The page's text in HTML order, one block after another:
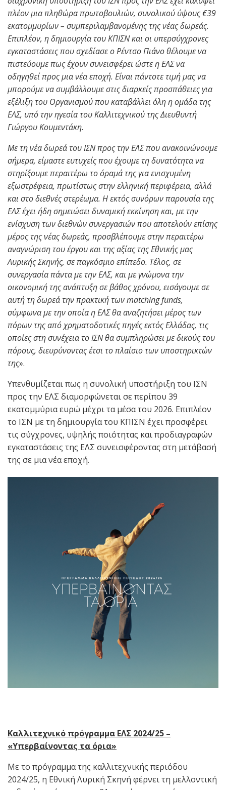
πλέον μια πληθώρα πρωτοβουλιών, συνολικού ύψους €39
εκατομμυρίων – συμπεριλαμβανομένης της νέας δωρεάς.
Επιπλέον, η δημιουργία του ΚΠΙΣΝ και οι υπερσύγχρονες
εγκαταστάσεις που σχεδίασε ο Ρέντσο Πιάνο θέλουμε να
πιστεύουμε πως έχουν συνεισφέρει ώστε η ΕΛΣ να
οδηγηθεί προς μια νέα εποχή. Είναι πάντοτε τιμή μας να
μπορούμε να συμβάλλουμε στις διαρκείς προσπάθειες για
εξέλιξη του Οργανισμού που καταβάλλει όλη η ομάδα της
ΕΛΣ, υπό την ηγεσία του Καλλιτεχνικού της Διευθυντή
Γιώργου Κουμεντάκη.
Με τη νέα δωρεά του ΙΣΝ προς την ΕΛΣ που ανακοινώνουμε
σήμερα, είμαστε ευτυχείς που έχουμε τη δυνατότητα να
στηρίξουμε περαιτέρω το όραμά της για ενισχυμένη
εξωστρέφεια, πρωτίστως στην ελληνική περιφέρεια, αλλά
και στο διεθνές στερέωμα. Η εκτός συνόρων παρουσία της
ΕΛΣ έχει ήδη σημειώσει δυναμική εκκίνηση και, με την
ενίσχυση των διεθνών συνεργασιών που αποτελούν επίσης
μέρος της νέας δωρεάς, προσβλέπουμε στην περαιτέρω
αναγνώριση του έργου και της αξίας της Εθνικής μας
Λυρικής Σκηνής, σε παγκόσμιο επίπεδο. Τέλος, σε
συνεργασία πάντα με την ΕΛΣ, και με γνώμονα την
οικονομική της ανάπτυξη σε βάθος χρόνου, εισάγουμε σε
αυτή τη δωρεά την πρακτική των matching funds,
σύμφωνα με την οποία η ΕΛΣ θα αναζητήσει μέρος των
πόρων της από χρηματοδοτικές πηγές εκτός Ελλάδας, τις
οποίες στη συνέχεια το ΙΣΝ θα συμπληρώσει με δικούς του
πόρους, διευρύνοντας έτσι το πλαίσιο των υποστηρικτών
της».
Υπενθυμίζεται πως η συνολική υποστήριξη του ΙΣΝ
προς την ΕΛΣ διαμορφώνεται σε περίπου 39
εκατομμύρια ευρώ μέχρι τα μέσα του 2026. Επιπλέον
το ΙΣΝ με τη δημιουργία του ΚΠΙΣΝ έχει προσφέρει
τις σύγχρονες, υψηλής ποιότητας και προδιαγραφών
εγκαταστάσεις της ΕΛΣ συνεισφέροντας στη μετάβασή
της σε μια νέα εποχή.
Καλλιτεχνικό πρόγραμμα ΕΛΣ 2024/25 –
«Υπερβαίνοντας τα όρια»
Με το πρόγραμμα της καλλιτεχνικής περιόδου
2024/25, η Εθνική Λυρική Σκηνή φέρνει τη μελλοντική